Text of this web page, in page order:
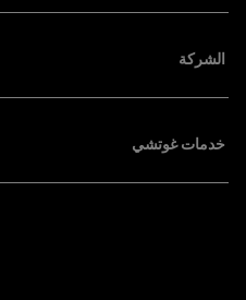
الشركة
خدمات غوتشي